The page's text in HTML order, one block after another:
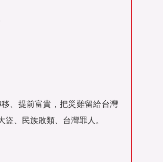
、提前富貴，把災難留給台灣
、民族敗類、台灣罪人。